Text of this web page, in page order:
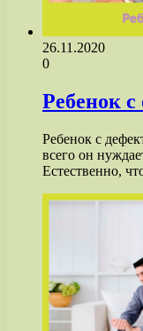
26.11.2020
0
Ребенок с
Ребенок с
всего он
Естественно,